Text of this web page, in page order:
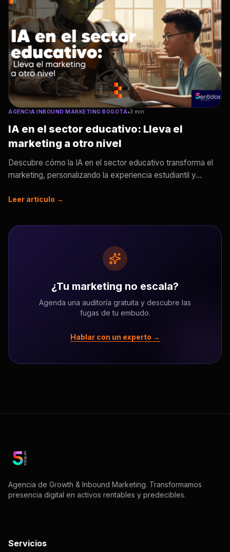
AGENCIA INBOUND MARKETING BOGOTÁ•3 min
IA en el sector educativo: Lleva el
marketing a otro nivel
Descubre cómo la IA en el sector educativo transforma el
marketing, personalizando la experiencia estudiantil y...
Leer artículo →
¿Tu marketing no escala?
Agenda una auditoría gratuita y descubre las
fugas de tu embudo.
Hablar con un experto →
Agencia de Growth & Inbound Marketing. Transformamos
presencia digital en activos rentables y predecibles.
Servicios